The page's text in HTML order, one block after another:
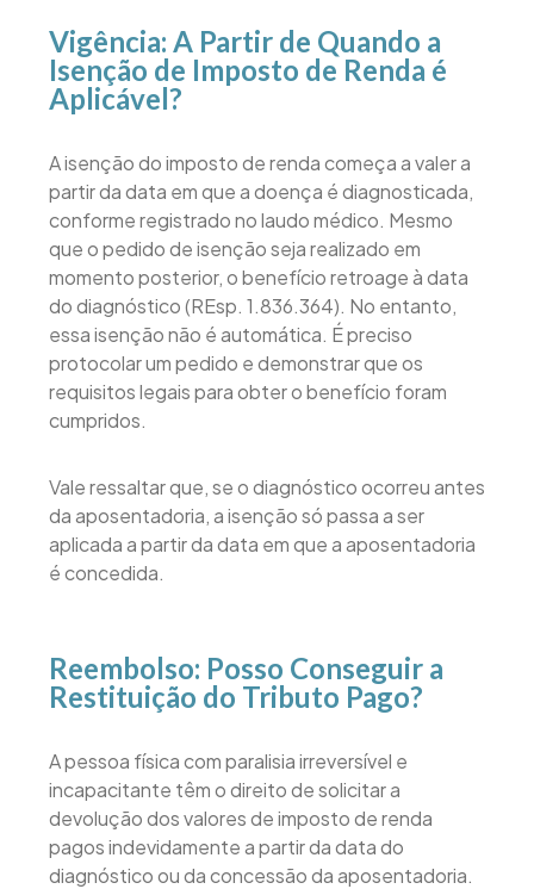
Vigência: A Partir de Quando a
Isenção de Imposto de Renda é
Aplicável?
A isenção do imposto de renda começa a valer a
partir da data em que a doença é diagnosticada,
conforme registrado no laudo médico. Mesmo
que o pedido de isenção seja realizado em
momento posterior, o benefício retroage à data
do diagnóstico (REsp. 1.836.364). No entanto,
essa isenção não é automática. É preciso
protocolar um pedido e demonstrar que os
requisitos legais para obter o benefício foram
cumpridos.
Vale ressaltar que, se o diagnóstico ocorreu antes
da aposentadoria, a isenção só passa a ser
aplicada a partir da data em que a aposentadoria
é concedida.
Reembolso: Posso Conseguir a
Restituição do Tributo Pago?
A pessoa física com paralisia irreversível e
incapacitante têm o direito de solicitar a
devolução dos valores de imposto de renda
pagos indevidamente a partir da data do
diagnóstico ou da concessão da aposentadoria.